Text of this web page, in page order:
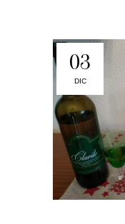
03
DIC